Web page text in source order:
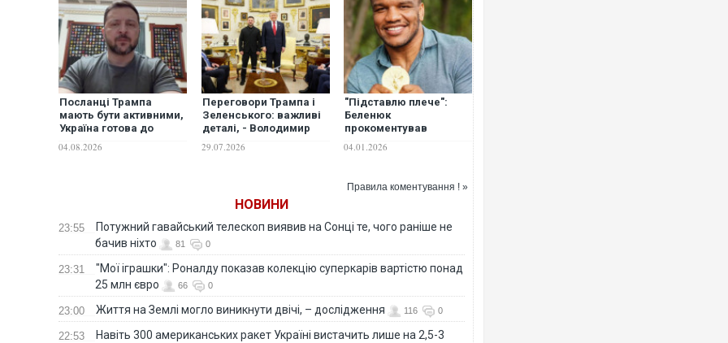
Посланці Трампа
мають бути активними,
Україна готова до
Зеленський
04.08.2026
Переговори Трампа і
Зеленського: важливі
деталі, - Володимир
29.07.2026
"Підставлю плече":
Беленюк
прокоментував
спортивної кар'єри
04.01.2026
Правила коментування ! »
НОВИНИ
23:55
Потужний гавайський телескоп виявив на Сонці те, чого раніше не
бачив ніхто
81 0
23:31
"Мої іграшки": Роналду показав колекцію суперкарів вартістю понад
25 млн євро
66 0
23:00 Життя на Землі могло виникнути двічі, – дослідження 116 0
22:53
Навіть 300 американських ракет Україні вистачить лише на 2,5-3
Топпосадовцю Повітряних Сил